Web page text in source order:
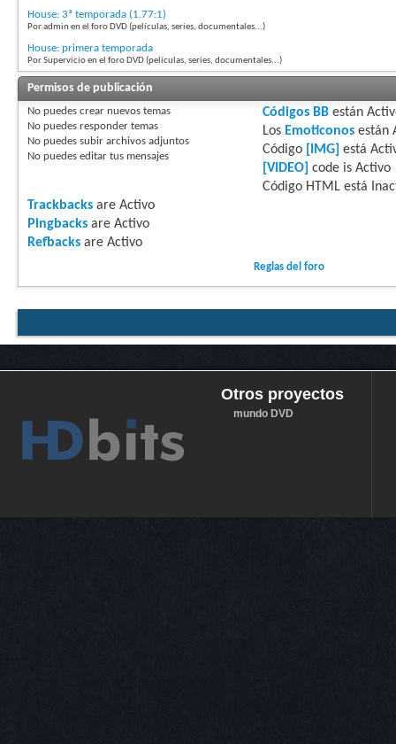
House: 3ª temporada (1.77:1)
Por admin en el foro DVD (películas, series, documentales...)
House: primera temporada
Por Supervicio en el foro DVD (películas, series, documentales...)
Permisos de publicación
No puedes crear nuevos temas
No puedes responder temas
No puedes subir archivos adjuntos
No puedes editar tus mensajes
Códigos BBestán
Los Emoticonosestán
Código
[IMG] está
[VIDEO] code is Activo
Código HTML está
Trackbacks are Activo
Pingbacks are Activo
Refbacks are Activo
Reglas del foro
Otros proyectos
mundo DVD